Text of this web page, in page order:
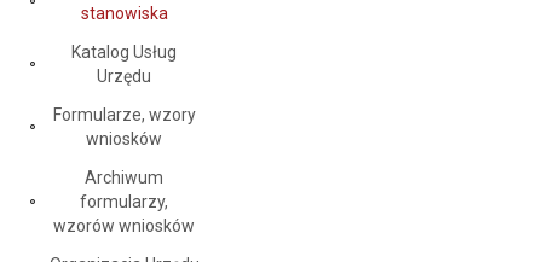
stanowiska
Katalog Usług
Urzędu
Formularze, wzory
wniosków
Archiwum
formularzy,
wzorów wniosków